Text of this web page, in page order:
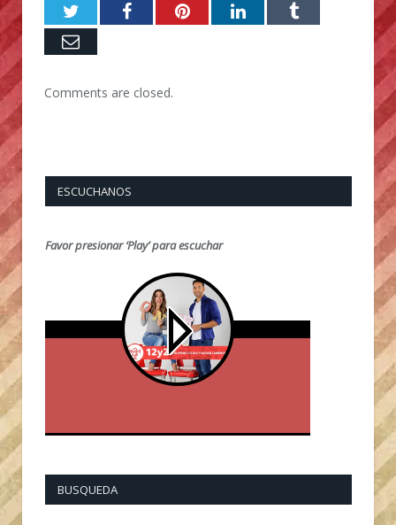
TwitterFacebookPinterestLinkedInTumblr
Email
Comments are closed.
ESCUCHANOS
Favor presionar ‘Play’ para escuchar
BUSQUEDA